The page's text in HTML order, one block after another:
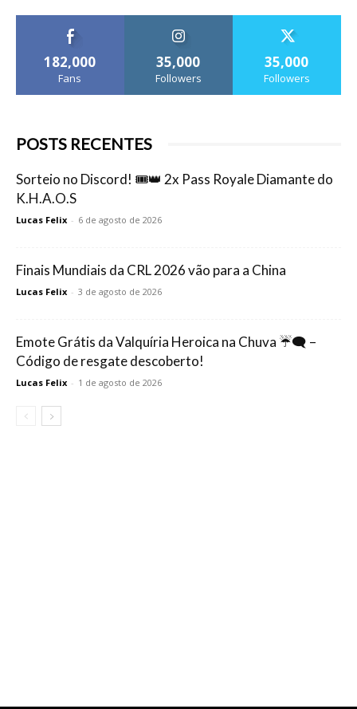
182,000
Fans
35,000
Followers
35,000
Followers
POSTS RECENTES
Sorteio no Discord! 🎟️👑 2x Pass Royale Diamante do
K.H.A.O.S
Lucas Felix - 6 de agosto de 2026
Finais Mundiais da CRL 2026 vão para a China
Lucas Felix - 3 de agosto de 2026
Emote Grátis da Valquíria Heroica na Chuva ☔🗨️ –
Código de resgate descoberto!
Lucas Felix - 1 de agosto de 2026